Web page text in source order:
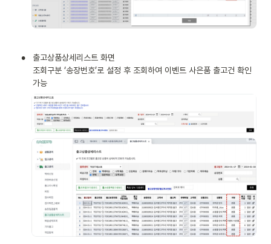
•
출고상품상세리스트 화면
조회구분 ‘송장번호’로 설정 후 조회하여 이벤트 사은품 출고건 확인
가능